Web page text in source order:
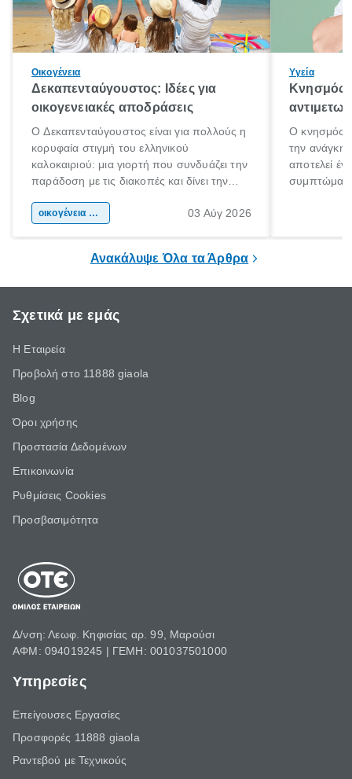
Οικογένεια
Δεκαπενταύγουστος: Ιδέες για
οικογενειακές αποδράσεις
Ο Δεκαπενταύγουστος είναι για πολλούς η
κορυφαία στιγμή του ελληνικού
καλοκαιριού: μια γιορτή που συνδυάζει την
παράδοση με τις διακοπές και δίνει την
χώρας. Είτε πρόκειται για λίγες μέρες
οικογένεια & παιδί 03 Αύγ 2026
Υγεία
Κνησμός:
Ο κνησμός
την ανάγκη
αποτελεί
Ανακάλυψε Όλα τα Άρθρα
Σχετικά με εμάς
Η Εταιρεία
Προβολή στο 11888 giaola
Blog
Όροι χρήσης
Προστασία Δεδομένων
Επικοινωνία
Ρυθμίσεις Cookies
Προσβασιμότητα
Δ/νση: Λεωφ. Κηφισίας αρ. 99, Μαρούσι
ΑΦΜ: 094019245 | ΓΕΜΗ: 001037501000
Υπηρεσίες
Επείγουσες Εργασίες
Προσφορές 11888 giaola
Ραντεβού με Τεχνικούς